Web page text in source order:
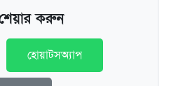
করুন
হোয়াটসঅ্যাপ